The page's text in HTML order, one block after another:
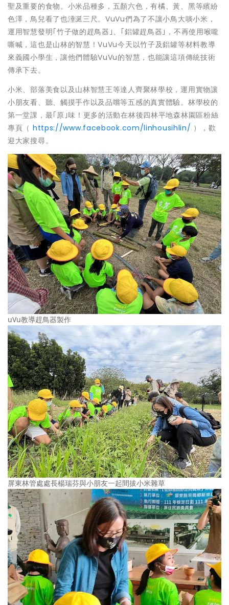
聖及重要的食物。小米品種多，五顏六色，有橘、黃、黑等繽紛
色澤，鳥兒看了也涶涎三尺。VuVu們為了不讓小鳥大啖小米，
運用智慧發明｢竹子做的趕鳥器｣、｢鋁罐趕鳥器｣，不再使用喉嚨
嘶喊，這也是山林的智慧！VuVu今天以竹子及鋁罐等材料教導
來義國小學生，讓他們體驗VuVu的智慧，也能讓這項傳統技術
傳承下去。
小米、部落美食以及山林智慧王等達人齊聚林學校，運用實物讓
小朋友看、聽、觸摸手作以及品嚐等五感的真實體驗。林學校的
第一堂課，最｢原｣味！更多的活動在林後四林平地森林園區粉絲
專頁（ https://www.facebook.com/linhousihlin/ ），歡
迎大家搜尋。
uVu教導趕鳥器製作
屏東林管處處長楊瑞芬與小朋友一起間拔小米雜草